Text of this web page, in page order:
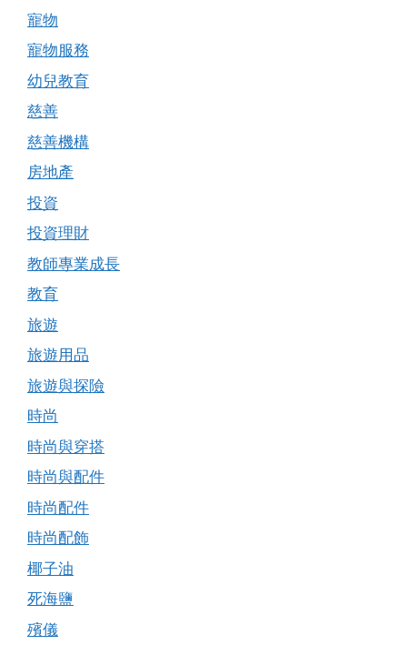
寵物
寵物服務
幼兒教育
慈善
慈善機構
房地產
投資
投資理財
教師專業成長
教育
旅遊
旅遊用品
旅遊與探險
時尚
時尚與穿搭
時尚與配件
時尚配件
時尚配飾
椰子油
死海鹽
殯儀